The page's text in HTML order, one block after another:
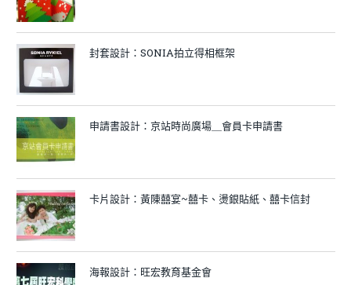
封套設計：SONIA拍立得相框架
申請書設計：京站時尚廣場＿會員卡申請書
卡片設計：黃陳囍宴~囍卡、燙銀貼紙、囍卡信封
海報設計：旺宏教育基金會